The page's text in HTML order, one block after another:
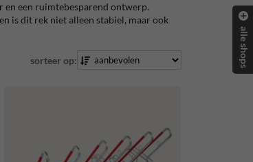
en een ruimtebesparend ontwerp.
is dit rek niet alleen stabiel, maar ook
sorteer op: alle shops